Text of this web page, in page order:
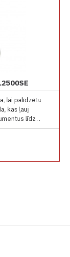
lai palīdzētu
kas ļauj
līdz ..